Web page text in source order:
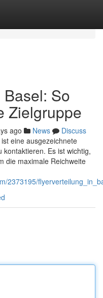
So
Zielgruppe
ago News
Discuss
eine ausgezeichnete
Es ist wichtig,
die maximale Reichweite
2373195/